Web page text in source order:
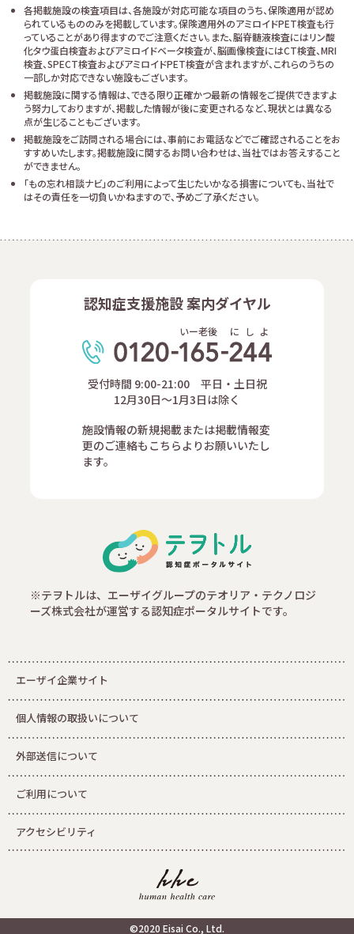
各掲載施設の検査項目は、各施設が対応可能な項目のうち、保険適用が認め
られているもののみを掲載しています。保険適用外のアミロイドPET検査も行
っていることがあり得ますのでご注意ください。また、脳脊髄液検査にはリン酸
化タウ蛋白検査およびアミロイドベータ検査が、脳画像検査にはCT検査、MRI
検査、SPECT検査およびアミロイドPET検査が含まれますが、これらのうちの
一部しか対応できない施設もございます。
掲載施設に関する情報は、できる限り正確かつ最新の情報をご提供できますよ
う努力しておりますが、掲載した情報が後に変更されるなど、現状とは異なる
点が生じることもございます。
掲載施設をご訪問される場合には、事前にお電話などでご確認されることをお
すすめいたします。掲載施設に関するお問い合わせは、当社ではお答えすること
ができません。
「もの忘れ相談ナビ」のご利用によって生じたいかなる損害についても、当社で
はその責任を一切負いかねますので、予めご了承ください。
認知症支援施設 案内ダイヤル
いー老後 に し よ
受付時間 9:00-21:00 平日・土日祝
12月30日～1月3日は除く
施設情報の新規掲載または掲載情報変
更のご連絡もこちらよりお願いいたし
ます。
※テヲトルは、エーザイグループのテオリア・テクノロジ
ーズ株式会社が運営する認知症ポータルサイトです。
エーザイ企業サイト
個人情報の取扱いについて
外部送信について
ご利用について
アクセシビリティ
©2020 Eisai Co., Ltd.